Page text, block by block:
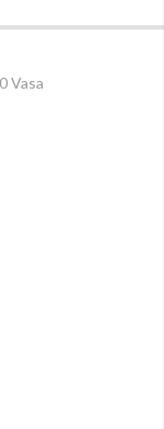
Vasa